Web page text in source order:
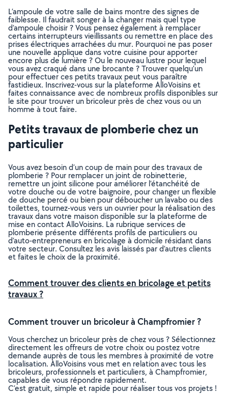
L’ampoule de votre salle de bains montre des signes de
faiblesse. Il faudrait songer à la changer mais quel type
d’ampoule choisir ? Vous pensez également à remplacer
certains interrupteurs vieillissants ou remettre en place des
prises électriques arrachées du mur. Pourquoi ne pas poser
une nouvelle applique dans votre cuisine pour apporter
encore plus de lumière ? Ou le nouveau lustre pour lequel
vous avez craqué dans une brocante ? Trouver quelqu’un
pour effectuer ces petits travaux peut vous paraître
fastidieux. Inscrivez-vous sur la plateforme AlloVoisins et
faites connaissance avec de nombreux profils disponibles sur
le site pour trouver un bricoleur près de chez vous ou un
homme à tout faire.
Petits travaux de plomberie chez un
particulier
Vous avez besoin d’un coup de main pour des travaux de
plomberie ? Pour remplacer un joint de robinetterie,
remettre un joint silicone pour améliorer l’étanchéité de
votre douche ou de votre baignoire, pour changer un flexible
de douche percé ou bien pour déboucher un lavabo ou des
toilettes, tournez-vous vers un ouvrier pour la réalisation des
travaux dans votre maison disponible sur la plateforme de
mise en contact AlloVoisins. La rubrique services de
plomberie présente différents profils de particuliers ou
d’auto-entrepreneurs en bricolage à domicile résidant dans
votre secteur. Consultez les avis laissés par d’autres clients
et faites le choix de la proximité.
Comment trouver des clients en bricolage et petits
travaux ?
Comment trouver un bricoleur à Champfromier ?
Vous cherchez un bricoleur près de chez vous ? Sélectionnez
directement les offreurs de votre choix ou postez votre
demande auprès de tous les membres à proximité de votre
localisation. AlloVoisins vous met en relation avec tous les
bricoleurs, professionnels et particuliers, à Champfromier,
capables de vous répondre rapidement.
C’est gratuit, simple et rapide pour réaliser tous vos projets !